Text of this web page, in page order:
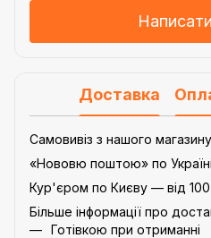
Доставка
Самовивіз з нашого
«Нововю поштою» по
Кур'єром по Києву — від 100
Більше інформації про
Готівкою при отриманні